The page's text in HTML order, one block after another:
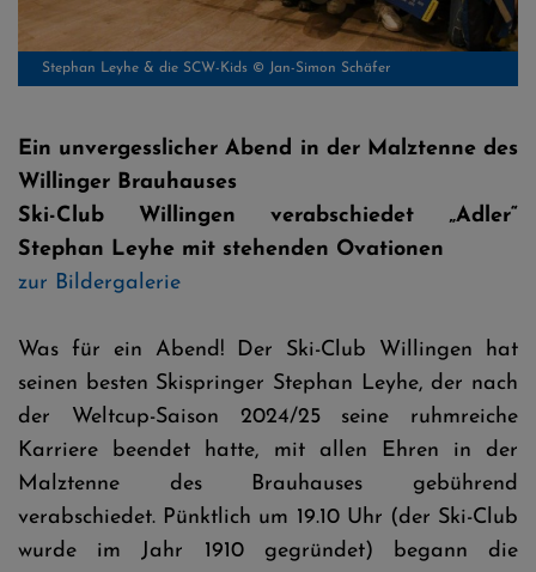
Stephan Leyhe & die SCW-Kids © Jan-Simon Schäfer
Ein unvergesslicher Abend in der Malztenne des
Willinger Brauhauses
Ski-Club Willingen verabschiedet „Adler“
Stephan Leyhe mit stehenden Ovationen
zur Bildergalerie
Was für ein Abend! Der Ski-Club Willingen hat
seinen besten Skispringer Stephan Leyhe, der nach
der Weltcup-Saison 2024/25 seine ruhmreiche
Karriere beendet hatte, mit allen Ehren in der
Malztenne des Brauhauses gebührend
verabschiedet. Pünktlich um 19.10 Uhr (der Ski-Club
wurde im Jahr 1910 gegründet) begann die